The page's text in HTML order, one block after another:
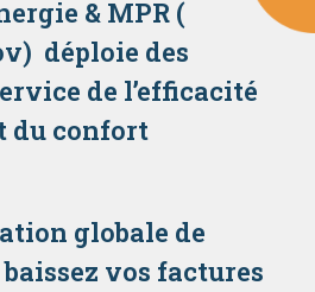
& MPR (
déploie des
de l’efficacité
du confort
globale de
vos factures